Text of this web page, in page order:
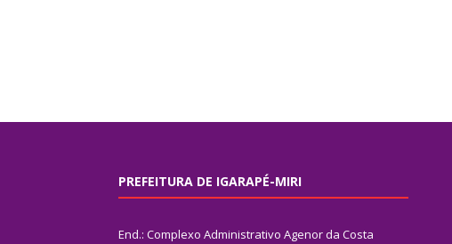
PREFEITURA DE IGARAPÉ-MIRI
End.: Complexo Administrativo Agenor da Costa